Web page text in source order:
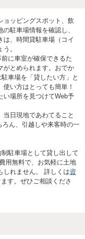
ョッピングスポット、飲
駐車場情報を確認し、
は、時間貸駐車場（コイ
。
に車室が確保できるた
がとめられます。おでか
車場を「貸したい方」と
使い方はとっても簡単！
い場所を見つけてWeb予
日現地であわてること
ん、引越しや来客時の一
駐車場として貸し出して
用無料で、お気軽に土地
しれません。 詳しくは資
す。ぜひご相談くださ